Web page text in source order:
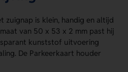
zuignap is klein, handig en altijd
van 50 x 53 x 2 mm past hij
kunststof uitvoering
De Parkeerkaart houder